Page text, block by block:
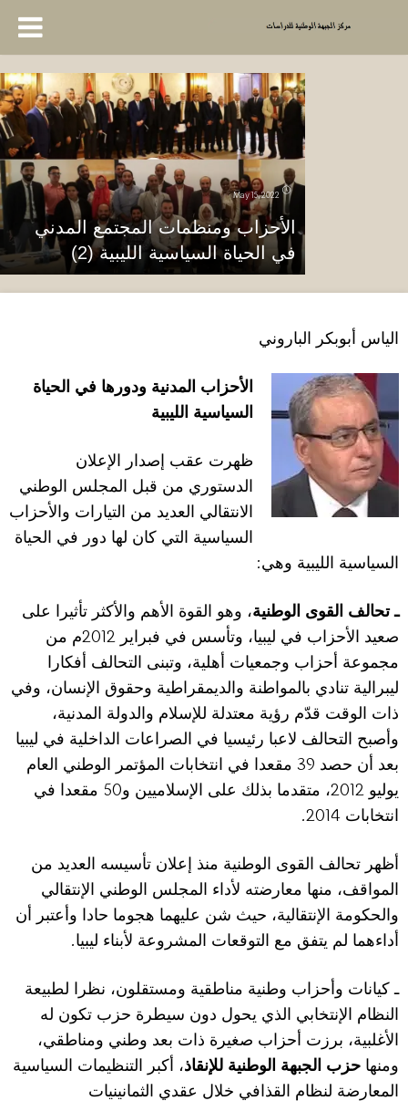
May 15, 2022
الأحزاب ومنظمات المجتمع المدني
في الحياة السياسية الليبية (2)
الياس أبوبكر الباروني
الأحزاب المدنية ودورها في الحياة
السياسية الليبية
ظهرت عقب إصدار الإعلان
الدستوري من قبل المجلس الوطني
الانتقالي العديد من التيارات والأحزاب
السياسية التي كان لها دور في الحياة
السياسية الليبية وهي:
ـ تحالف القوى الوطنية، وهو القوة الأهم والأكثر تأثيرا على
صعيد الأحزاب في ليبيا، وتأسس في فبراير 2012م من
مجموعة أحزاب وجمعيات أهلية، وتبنى التحالف أفكارا
ليبرالية تنادي بالمواطنة والديمقراطية وحقوق الإنسان، وفي
ذات الوقت قدّم رؤية معتدلة للإسلام والدولة المدنية،
وأصبح التحالف لاعبا رئيسيا في الصراعات الداخلية في ليبيا
بعد أن حصد 39 مقعدا في انتخابات المؤتمر الوطني العام
يوليو 2012، متقدما بذلك على الإسلاميين و50 مقعدا في
انتخابات 2014.
أظهر تحالف القوى الوطنية منذ إعلان تأسيسه العديد من
المواقف، منها معارضته لأداء المجلس الوطني الإنتقالي
والحكومة الإنتقالية، حيث شن عليهما هجوما حادا وأعتبر أن
أداءهما لم يتفق مع التوقعات المشروعة لأبناء ليبيا.
ـ كيانات وأحزاب وطنية مناطقية ومستقلون، نظرا لطبيعة
النظام الإنتخابي الذي يحول دون سيطرة حزب تكون له
الأغلبية، برزت أحزاب صغيرة ذات بعد وطني ومناطقي،
ومنها حزب الجبهة الوطنية للإنقاذ، أكبر التنظيمات السياسية
المعارضة لنظام القذافي خلال عقدي الثمانينيات